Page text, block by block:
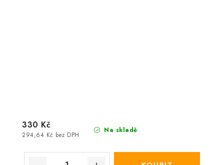
Na skladě
294,64 Kč bez DPH
330 Kč